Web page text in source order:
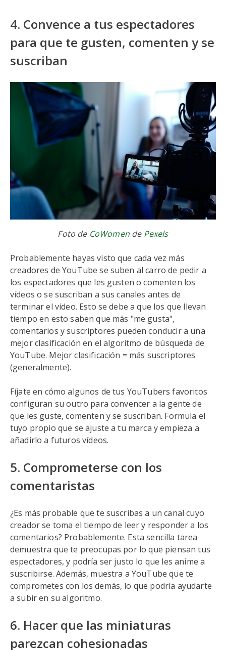
4. Convence a tus espectadores
para que te gusten, comenten y se
suscriban
Foto de CoWomende Pexels
Probablemente hayas visto que cada vez más
creadores de YouTube se suben al carro de pedir a
los espectadores que les gusten o comenten los
vídeos o se suscriban a sus canales antes de
terminar el vídeo. Esto se debe a que los que llevan
tiempo en esto saben que más "me gusta",
comentarios y suscriptores pueden conducir a una
mejor clasificación en el algoritmo de búsqueda de
YouTube. Mejor clasificación = más suscriptores
(generalmente).
Fíjate en cómo algunos de tus YouTubers favoritos
configuran su outro para convencer a la gente de
que les guste, comenten y se suscriban. Formula el
tuyo propio que se ajuste a tu marca y empieza a
añadirlo a futuros vídeos.
5. Comprometerse con los
comentaristas
¿Es más probable que te suscribas a un canal cuyo
creador se toma el tiempo de leer y responder a los
comentarios? Probablemente. Esta sencilla tarea
demuestra que te preocupas por lo que piensan tus
espectadores, y podría ser justo lo que les anime a
suscribirse. Además, muestra a YouTube que te
comprometes con los demás, lo que podría ayudarte
a subir en su algoritmo.
6. Hacer que las miniaturas
parezcan cohesionadas